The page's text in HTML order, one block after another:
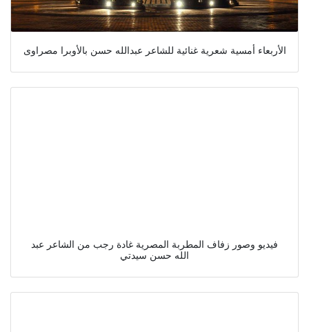
الأربعاء أمسية شعرية غنائية للشاعر عبدالله حسن بالأوبرا مصراوى
فيديو وصور زفاف المطربة المصرية غادة رجب من الشاعر عبد
الله حسن سيدتي